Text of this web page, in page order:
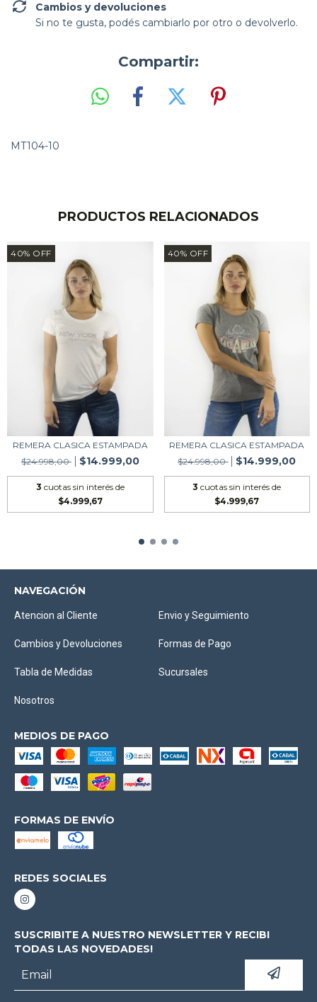
Cambios y devoluciones
Si no te gusta, podés cambiarlo por otro o devolverlo.
Compartir:
MT104-10
PRODUCTOS RELACIONADOS
40% OFF
REMERA CLASICA ESTAMPADA
$24.998,00
$14.999,00
3 cuotas sin interés de
$4.999,67
40% OFF
REMERA CLASICA ESTAMPADA
$24.998,00
$14.999,00
3 cuotas sin interés de
$4.999,67
NAVEGACIÓN
Atencion al Cliente Envio y Seguimiento
Cambios y Devoluciones Formas de Pago
Tabla de Medidas Sucursales
Nosotros
MEDIOS DE PAGO
FORMAS DE ENVÍO
REDES SOCIALES
SUSCRIBITE A NUESTRO NEWSLETTER Y RECIBI
TODAS LAS NOVEDADES!